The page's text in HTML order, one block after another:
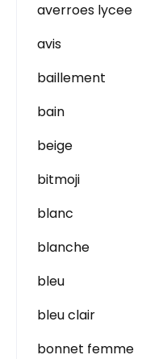
averroes lycee
avis
baillement
bain
beige
bitmoji
blanc
blanche
bleu
bleu clair
bonnet femme